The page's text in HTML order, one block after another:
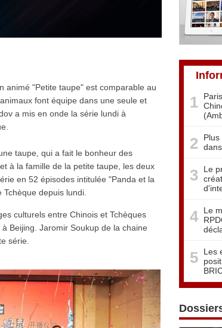
animé "Petite taupe" est comparable au
font équipe dans une seule et
a mis en onde la série lundi à
taupe, qui a fait le bonheur des
à la famille de la petite taupe, les deux
en 52 épisodes intitulée "Panda et la
depuis lundi.
culturels entre Chinois et Tchèques
Beijing. Jaromir Soukup de la chaine
série.
1
2
3
Le
4
Le
5
Les